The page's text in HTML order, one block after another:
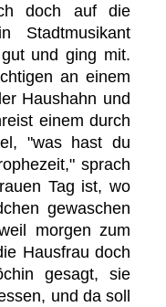
doch auf die
Stadtmusikant
und ging mit.
an einem
Haushahn und
einem durch
"was hast du
sprach
Tag ist, wo
gewaschen
morgen zum
Hausfrau doch
gesagt, sie
und da soll